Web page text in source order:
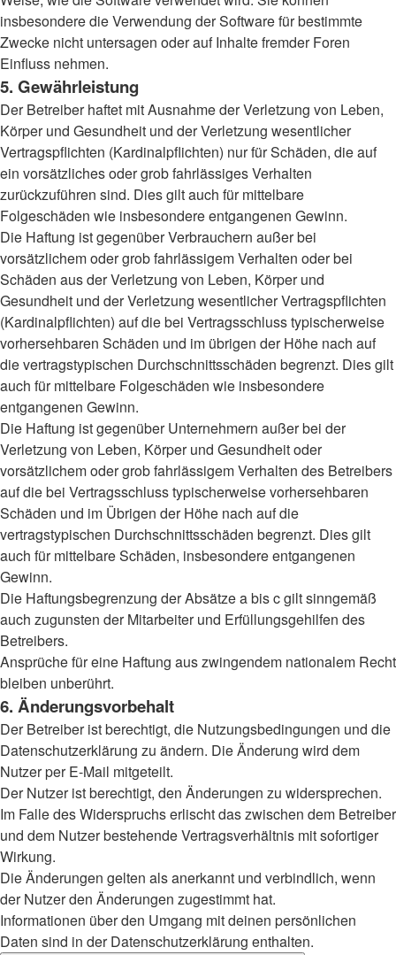
insbesondere die Verwendung der Software für bestimmte
Zwecke nicht untersagen oder auf Inhalte fremder Foren
Einfluss nehmen.
5. Gewährleistung
Der Betreiber haftet mit Ausnahme der Verletzung von Leben,
Körper und Gesundheit und der Verletzung wesentlicher
Vertragspflichten (Kardinalpflichten) nur für Schäden, die auf
ein vorsätzliches oder grob fahrlässiges Verhalten
zurückzuführen sind. Dies gilt auch für mittelbare
Folgeschäden wie insbesondere entgangenen Gewinn.
Die Haftung ist gegenüber Verbrauchern außer bei
vorsätzlichem oder grob fahrlässigem Verhalten oder bei
Schäden aus der Verletzung von Leben, Körper und
Gesundheit und der Verletzung wesentlicher Vertragspflichten
(Kardinalpflichten) auf die bei Vertragsschluss typischerweise
vorhersehbaren Schäden und im übrigen der Höhe nach auf
die vertragstypischen Durchschnittsschäden begrenzt. Dies gilt
auch für mittelbare Folgeschäden wie insbesondere
entgangenen Gewinn.
Die Haftung ist gegenüber Unternehmern außer bei der
Verletzung von Leben, Körper und Gesundheit oder
vorsätzlichem oder grob fahrlässigem Verhalten des Betreibers
auf die bei Vertragsschluss typischerweise vorhersehbaren
Schäden und im Übrigen der Höhe nach auf die
vertragstypischen Durchschnittsschäden begrenzt. Dies gilt
auch für mittelbare Schäden, insbesondere entgangenen
Gewinn.
Die Haftungsbegrenzung der Absätze a bis c gilt sinngemäß
auch zugunsten der Mitarbeiter und Erfüllungsgehilfen des
Betreibers.
Ansprüche für eine Haftung aus zwingendem nationalem Recht
bleiben unberührt.
6. Änderungsvorbehalt
Der Betreiber ist berechtigt, die Nutzungsbedingungen und die
Datenschutzerklärung zu ändern. Die Änderung wird dem
Nutzer per E-Mail mitgeteilt.
Der Nutzer ist berechtigt, den Änderungen zu widersprechen.
Im Falle des Widerspruchs erlischt das zwischen dem Betreiber
und dem Nutzer bestehende Vertragsverhältnis mit sofortiger
Wirkung.
Die Änderungen gelten als anerkannt und verbindlich, wenn
der Nutzer den Änderungen zugestimmt hat.
Informationen über den Umgang mit deinen persönlichen
Daten sind in der Datenschutzerklärung enthalten.